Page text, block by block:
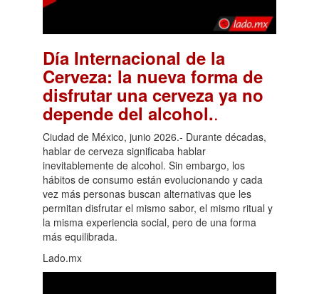
Día Internacional de la
Cerveza: la nueva forma de
disfrutar una cerveza ya no
depende del alcohol..
Ciudad de México, junio 2026.- Durante décadas,
hablar de cerveza significaba hablar
inevitablemente de alcohol. Sin embargo, los
hábitos de consumo están evolucionando y cada
vez más personas buscan alternativas que les
permitan disfrutar el mismo sabor, el mismo ritual y
la misma experiencia social, pero de una forma
más equilibrada.
Lado.mx